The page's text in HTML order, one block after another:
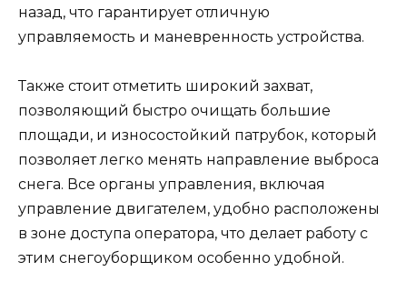
назад, что гарантирует отличную
управляемость и маневренность устройства.
Также стоит отметить широкий захват,
позволяющий быстро очищать большие
площади, и износостойкий патрубок, который
позволяет легко менять направление выброса
снега. Все органы управления, включая
управление двигателем, удобно расположены
в зоне доступа оператора, что делает работу с
этим снегоуборщиком особенно удобной.